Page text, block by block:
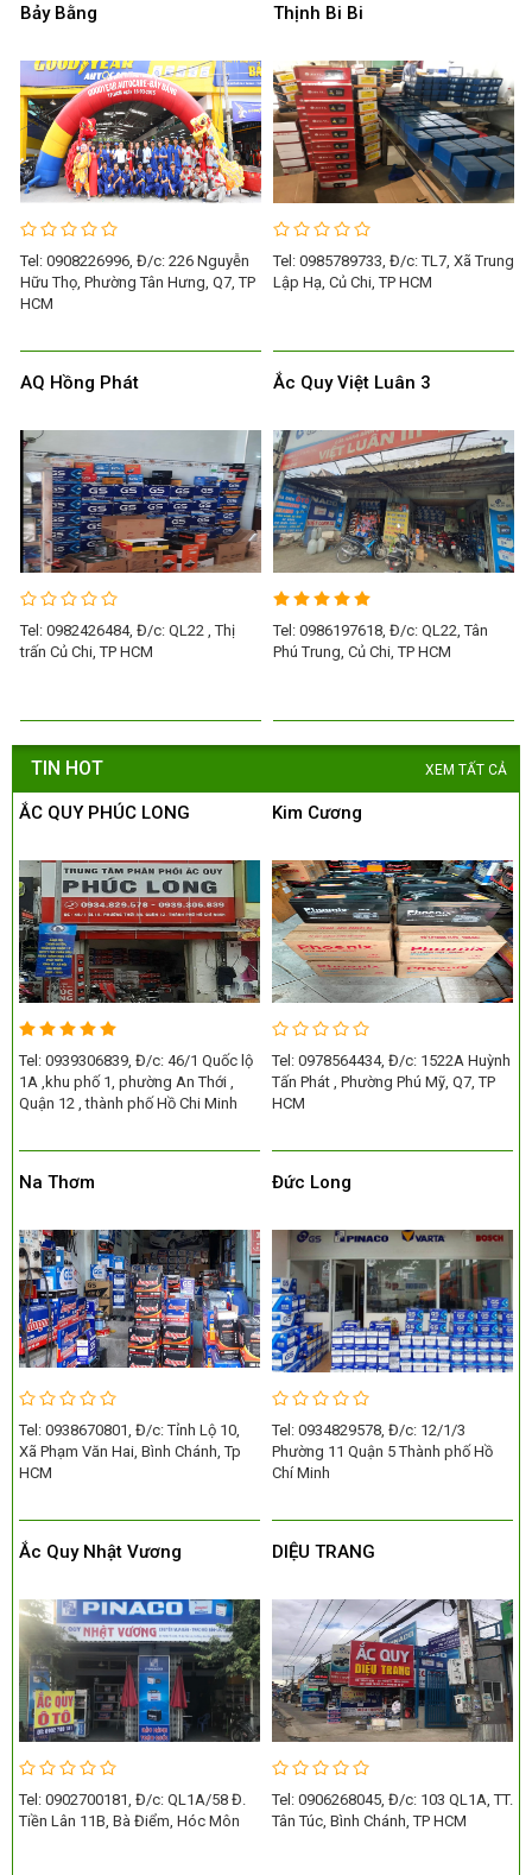
Bảy Bằng
Tel: 0908226996, Đ/c: 226 Nguyễn
Hữu Thọ, Phường Tân Hưng, Q7, TP
HCM
Thịnh Bi Bi
Tel: 0985789733, Đ/c: TL7, Xã Trung
Lập Hạ, Củ Chi, TP HCM
AQ Hồng Phát
Tel: 0982426484, Đ/c: QL22 , Thị
trấn Củ Chi, TP HCM
Ắc Quy Việt Luân 3
Tel: 0986197618, Đ/c: QL22, Tân
Phú Trung, Củ Chi, TP HCM
TIN HOT XEM TẤT CẢ
ẮC QUY PHÚC LONG
Tel: 0939306839, Đ/c: 46/1 Quốc lộ
1A ,khu phố 1, phường An Thới ,
Quận 12 , thành phố Hồ Chi Minh
Kim Cương
Tel: 0978564434, Đ/c: 1522A Huỳnh
Tấn Phát , Phường Phú Mỹ, Q7, TP
HCM
Na Thơm
Tel: 0938670801, Đ/c: Tỉnh Lộ 10,
Xã Phạm Văn Hai, Bình Chánh, Tp
HCM
Đức Long
Tel: 0934829578, Đ/c: 12/1/3
Phường 11 Quận 5 Thành phố Hồ
Chí Minh
Ắc Quy Nhật Vương
Tel: 0902700181, Đ/c: QL1A/58 Đ.
Tiền Lân 11B, Bà Điểm, Hóc Môn
DIỆU TRANG
Tel: 0906268045, Đ/c: 103 QL1A, TT.
Tân Túc, Bình Chánh, TP HCM